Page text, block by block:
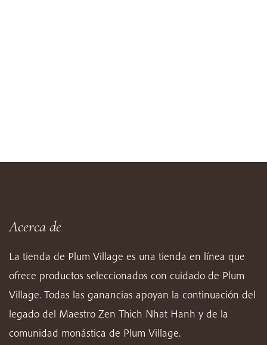
Acerca de
La tienda de Plum Village es una tienda en línea que
ofrece productos seleccionados con cuidado de Plum
Village. Todas las ganancias apoyan la continuación del
legado del Maestro Zen Thich Nhat Hanh y de la
comunidad monástica de Plum Village.